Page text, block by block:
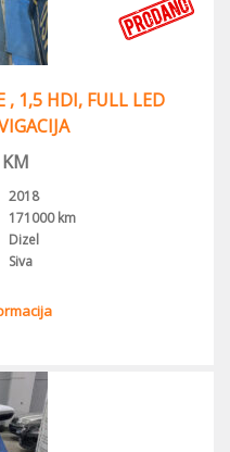
, 1,5 HDI, FULL LED
2018
171000 km
Dizel
Siva